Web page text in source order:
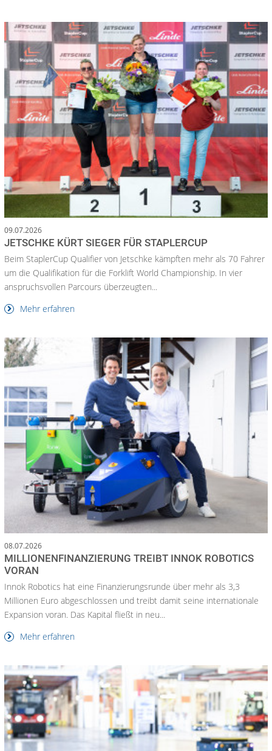
09.07.2026
JETSCHKE KÜRT SIEGER FÜR STAPLERCUP
Beim StaplerCup Qualifier von Jetschke kämpften mehr als 70 Fahrer
um die Qualifikation für die Forklift World Championship. In vier
anspruchsvollen Parcours überzeugten...
Mehr erfahren
08.07.2026
MILLIONENFINANZIERUNG TREIBT INNOK ROBOTICS
VORAN
Innok Robotics hat eine Finanzierungsrunde über mehr als 3,3
Millionen Euro abgeschlossen und treibt damit seine internationale
Expansion voran. Das Kapital fließt in neu...
Mehr erfahren